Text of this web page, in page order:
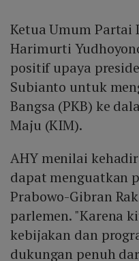
Ketua Umum Partai
Harimurti
positif upaya
Subianto untuk
Bangsa (PKB) ke
Maju (KIM).
AHY menilai
dapat menguatkan
Prabowo-Gibran
parlemen. "Karena
kebijakan dan
dukungan penuh